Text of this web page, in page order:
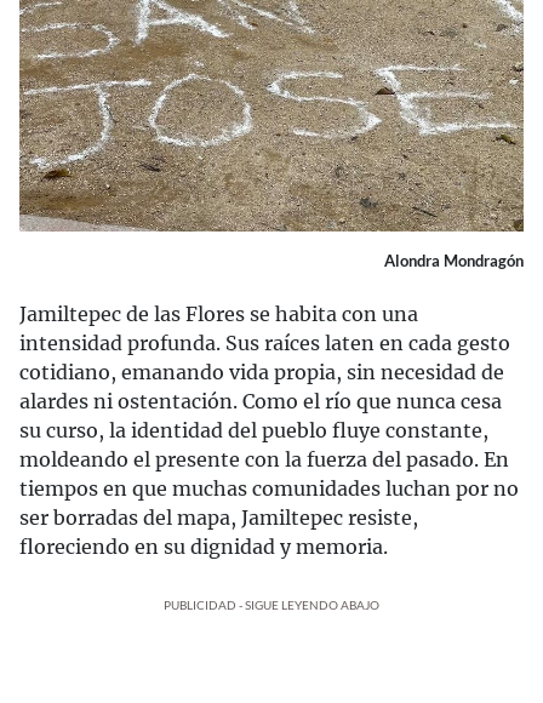
Alondra Mondragón
Jamiltepec de las Flores se habita con una
intensidad profunda. Sus raíces laten en cada gesto
cotidiano, emanando vida propia, sin necesidad de
alardes ni ostentación. Como el río que nunca cesa
su curso, la identidad del pueblo fluye constante,
moldeando el presente con la fuerza del pasado. En
tiempos en que muchas comunidades luchan por no
ser borradas del mapa, Jamiltepec resiste,
floreciendo en su dignidad y memoria.
PUBLICIDAD - SIGUE LEYENDO ABAJO